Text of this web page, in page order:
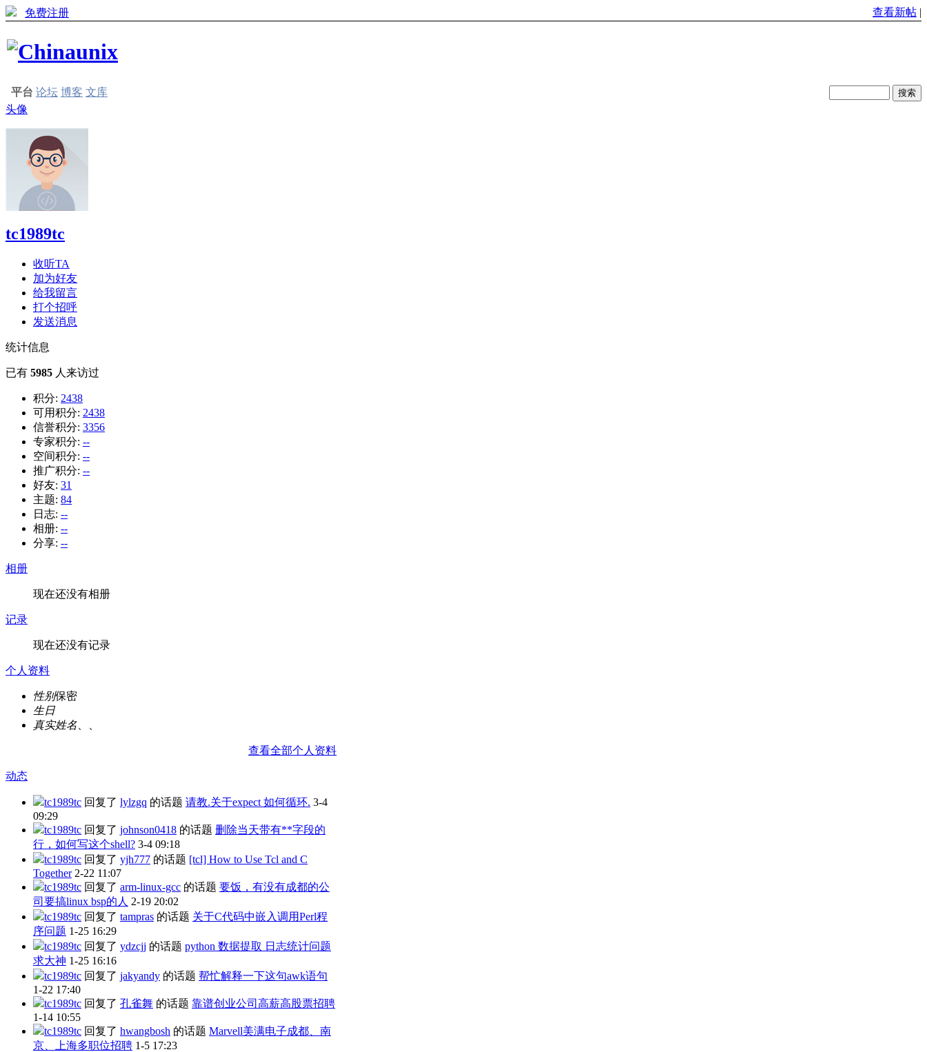
免费注册 查看新帖 |
平台 论坛 博客 文库
头像
tc1989tc
收听TA
加为好友
给我留言
打个招呼
发送消息
统计信息
已有 5985 人来访过
积分: 2438
可用积分: 2438
信誉积分: 3356
专家积分: --
空间积分: --
推广积分: --
好友: 31
主题: 84
日志: --
相册: --
分享: --
相册
现在还没有相册
记录
现在还没有记录
个人资料
性别保密
生日
真实姓名
查看全部个人资料
动态
tc1989tc 回复了 lylzgq 的话题 请教.关于expect 如何循环. 3-4
09:29
tc1989tc 回复了 johnson0418 的话题 删除当天带有**字段的
行，如何写这个shell? 3-4 09:18
tc1989tc 回复了 yjh777 的话题 [tcl] How to Use Tcl and C
Together 2-22 11:07
tc1989tc 回复了 arm-linux-gcc 的话题 要饭，有没有成都的公
司要搞linux bsp的人 2-19 20:02
tc1989tc 回复了 tampras 的话题 关于C代码中嵌入调用Perl程
序问题 1-25 16:29
tc1989tc 回复了 ydzcjj 的话题 python 数据提取 日志统计问题
求大神 1-25 16:16
tc1989tc 回复了 jakyandy 的话题 帮忙解释一下这句awk语句
1-22 17:40
tc1989tc 回复了 孔雀舞 的话题 靠谱创业公司高薪高股票招聘
1-14 10:55
tc1989tc 回复了 hwangbosh 的话题 Marvell美满电子成都、南
京、上海多职位招聘 1-5 17:23